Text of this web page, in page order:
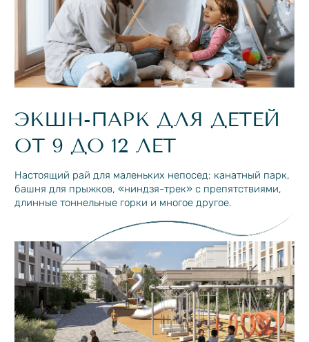
+996
Удобный способ связи:
Telegram
Нажимая на кнопку, вы соглашаетесь с
политикой обработки персональных
данных